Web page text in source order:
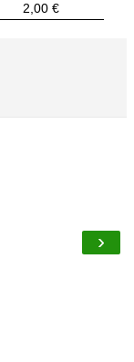
2,00 €
›